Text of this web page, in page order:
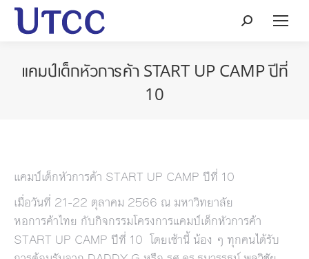
Search:
แคมป์เด็กหัวการค้า START UP CAMP ปีที่
10
แคมป์เด็กหัวการค้า START UP CAMP ปีที่ 10
เมื่อวันที่ 21-22 ตุลาคม 2566 ณ มหาวิทยาลัย
หอการค้าไทย กับกิจกรรมโครงการแคมป์เด็กหัวการค้า
START UP CAMP ปีที่ 10 โดยเช้านี้ น้อง ๆ ทุกคนได้รับ